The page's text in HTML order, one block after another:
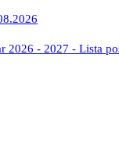
- 2027 - Lista